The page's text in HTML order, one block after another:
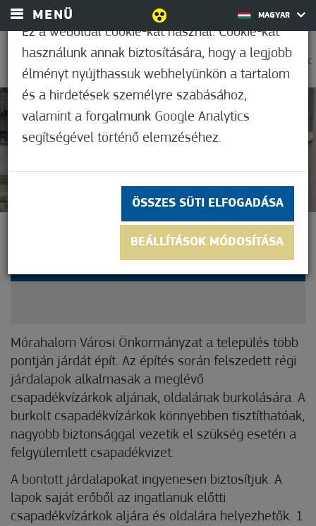
MENÜ MAGYAR
0
26,1°C
Nem értékelt
ÚJRAINDUL A JÁRDALAP
Mórahalom Városi Önkormányzat a település több
pontján járdát épít. Az építés során felszedett régi
járdalapok alkalmasak a meglévő
csapadékvízárkok aljának, oldalának burkolására. A
burkolt csapadékvízárkok könnyebben tisztíthatóak,
nagyobb biztonsággal vezetik el szükség esetén a
felgyülemlett csapadékvizet.
A bontott járdalapokat ingyenesen biztosítjuk. A
lapok saját erőből az ingatlanuk előtti
csapadékvízárkok aljára és oldalára helyezhetők. 1
Ez a weboldal cookie-kat használ. Cookie-kat
használunk annak biztosítására, hogy a legjobb
élményt nyújthassuk webhelyünkön a tartalom
és a hirdetések személyre szabásához,
valamint a forgalmunk Google Analytics
segítségével történő elemzéséhez.
ÖSSZES SÜTI ELFOGADÁSA
BEÁLLÍTÁSOK MÓDOSÍTÁSA